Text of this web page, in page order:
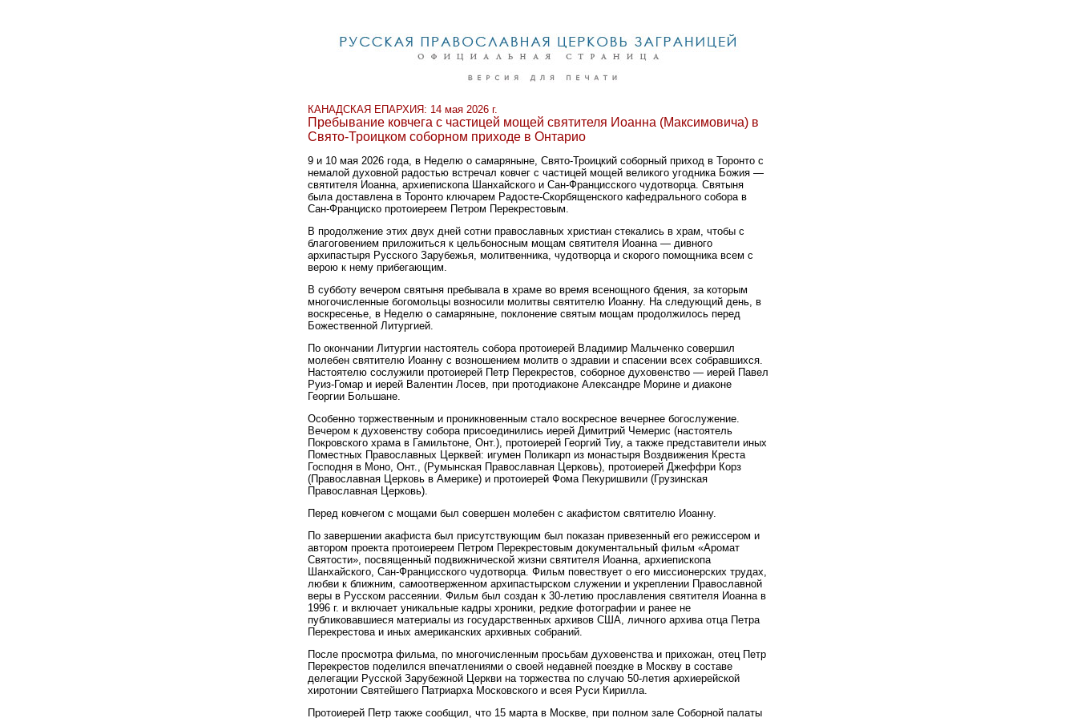
КАНАДСКАЯ ЕПАРХИЯ: 14 мая 2026 г.
Пребывание ковчега с частицей мощей святителя Иоанна (Максимовича) в
Свято-Троицком соборном приходе в Онтарио
9 и 10 мая 2026 года, в Неделю о самаряныне, Свято-Троицкий соборный приход в Торонто с
немалой духовной радостью встречал ковчег с частицей мощей великого угодника Божия —
святителя Иоанна, архиепископа Шанхайского и Сан-Францисского чудотворца. Святыня
была доставлена в Торонто ключарем Радосте-Скорбященского кафедрального собора в
Сан-Франциско протоиереем Петром Перекрестовым.
В продолжение этих двух дней сотни православных христиан стекались в храм, чтобы с
благоговением приложиться к цельбоносным мощам святителя Иоанна — дивного
архипастыря Русского Зарубежья, молитвенника, чудотворца и скорого помощника всем с
верою к нему прибегающим.
В субботу вечером святыня пребывала в храме во время всенощного бдения, за которым
многочисленные богомольцы возносили молитвы святителю Иоанну. На следующий день, в
воскресенье, в Неделю о самаряныне, поклонение святым мощам продолжилось перед
Божественной Литургией.
По окончании Литургии настоятель собора протоиерей Владимир Мальченко совершил
молебен святителю Иоанну с возношением молитв о здравии и спасении всех собравшихся.
Настоятелю сослужили протоиерей Петр Перекрестов, соборное духовенство — иерей Павел
Руиз-Гомар и иерей Валентин Лосев, при протодиаконе Александре Морине и диаконе
Георгии Большане.
Особенно торжественным и проникновенным стало воскресное вечернее богослужение.
Вечером к духовенству собора присоединились иерей Димитрий Чемерис (настоятель
Покровского храма в Гамильтоне, Онт.), протоиерей Георгий Тиу, а также представители иных
Поместных Православных Церквей: игумен Поликарп из монастыря Воздвижения Креста
Господня в Моно, Онт., (Румынская Православная Церковь), протоиерей Джеффри Корз
(Православная Церковь в Америке) и протоиерей Фома Пекуришвили (Грузинская
Православная Церковь).
Перед ковчегом с мощами был совершен молебен с акафистом святителю Иоанну.
По завершении акафиста был присутствующим был показан привезенный его режиссером и
автором проекта протоиереем Петром Перекрестовым документальный фильм «Аромат
Святости», посвященный подвижнической жизни святителя Иоанна, архиепископа
Шанхайского, Сан-Францисского чудотворца. Фильм повествует о его миссионерских трудах,
любви к ближним, самоотверженном архипастырском служении и укреплении Православной
веры в Русском рассеянии. Фильм был создан к 30-летию прославления святителя Иоанна в
1996 г. и включает уникальные кадры хроники, редкие фотографии и ранее не
публиковавшиеся материалы из государственных архивов США, личного архива отца Петра
Перекрестова и иных американских архивных собраний.
После просмотра фильма, по многочисленным просьбам духовенства и прихожан, отец Петр
Перекрестов поделился впечатлениями о своей недавней поездке в Москву в составе
делегации Русской Зарубежной Церкви на торжества по случаю 50-летия архиерейской
хиротонии Святейшего Патриарха Московского и всея Руси Кирилла.
Протоиерей Петр также сообщил, что 15 марта в Москве, при полном зале Соборной палаты